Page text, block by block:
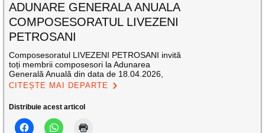
ADUNARE GENERALA ANUALA
COMPOSESORATUL LIVEZENI
PETROSANI
Composesoratul LIVEZENI PETROSANI invită
toți membrii composesori la Adunarea
Generală Anuală din data de 18.04.2026,
CITEȘTE MAI DEPARTE
Distribuie acest articol